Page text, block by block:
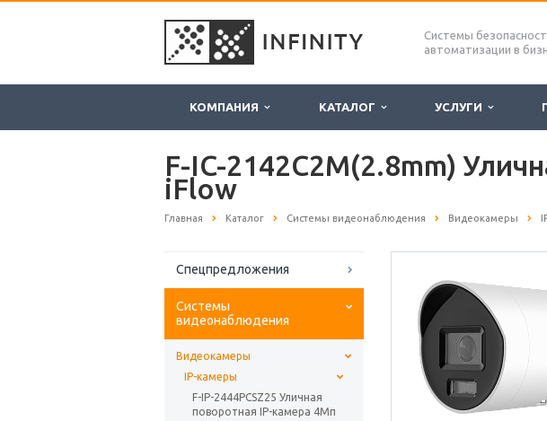
Системы
автоматизации в
КОМПАНИЯ КАТАЛОГ УСЛУГИ
F-IC-2142C2M(2.8mm)
iFlow
Главная Каталог Системы видеонаблюдения Видеокамеры
Спецпредложения
Системы
видеонаблюдения
Видеокамеры
IP-камеры
F-IP-2444PCSZ25 Уличная
поворотная IP-камера 4Мп